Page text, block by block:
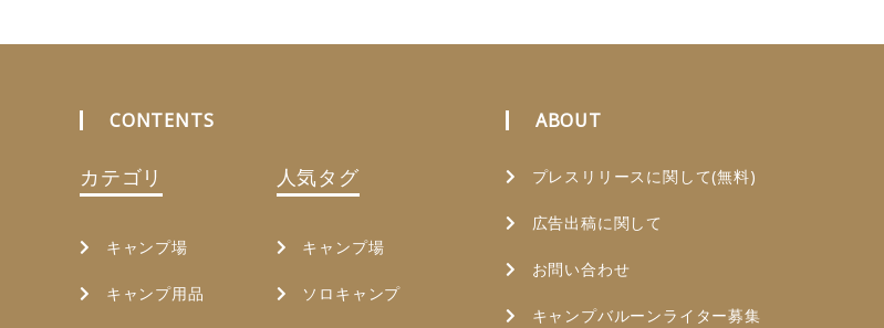
CONTENTS
カテゴリ
キャンプ場
キャンプ用品
人気タグ
キャンプ場
ソロキャンプ
ABOUT
プレスリリースに関して(無料)
広告出稿に関して
お問い合わせ
キャンプバルーンライター募集